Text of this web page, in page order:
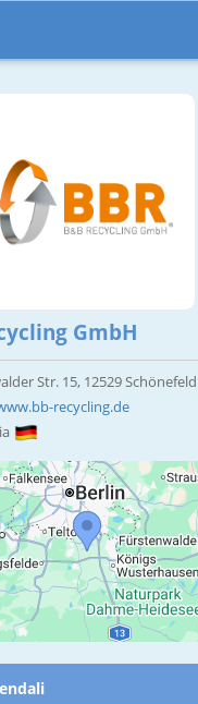
GmbH
Str. 15, 12529
recycling.de